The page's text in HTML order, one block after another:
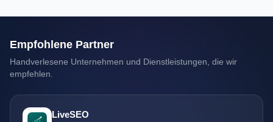
Empfohlene Partner
Handverlesene Unternehmen und Dienstleistungen, die wir
empfehlen.
LiveSEO